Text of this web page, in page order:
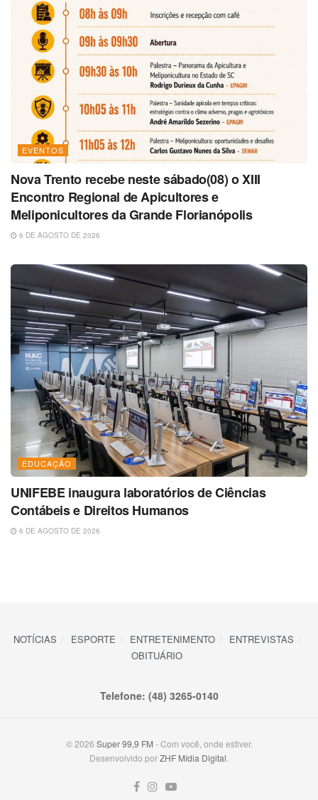
EVENTOS
Nova Trento recebe neste sábado(08) o XIII
Encontro Regional de Apicultores e
Meliponicultores da Grande Florianópolis
6 DE AGOSTO DE 2026
EDUCAÇÃO
UNIFEBE inaugura laboratórios de Ciências
Contábeis e Direitos Humanos
6 DE AGOSTO DE 2026
NOTÍCIAS ESPORTE ENTRETENIMENTO
ENTREVISTAS
OBITUÁRIO
Telefone: (48) 3265-0140
© 2026 Super 99,9 FM - Com você, onde estiver.
Desenvolvido porZHF Mídia Digital